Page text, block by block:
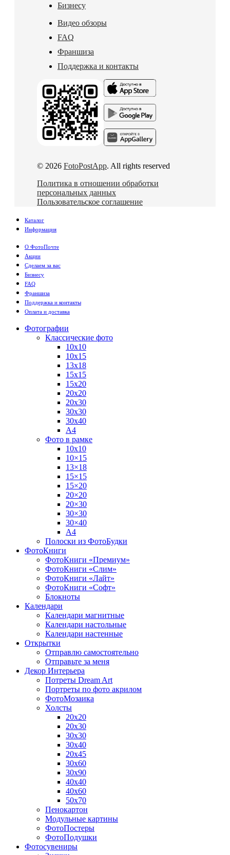
Бизнесу
Видео обзоры
FAQ
Франшиза
Поддержка и контакты
© 2026 FotoPostApp. All rights reserved
Политика в отношении обработки
персональных данных
Пользовательское соглашение
Каталог
Информация
О ФотоПочте
Акции
Сделаем за вас
Бизнесу
FAQ
Франшиза
Поддержка и контакты
Оплата и доставка
Фотографии
Классические фото
10х10
10х15
13х18
15х15
15х20
20х20
20х30
30х30
30х40
А4
Фото в рамке
10х10
10×15
13×18
15×15
15×20
20×20
20×30
30×30
30×40
A4
Полоски из ФотоБудки
ФотоКниги
ФотоКниги «Премиум»
ФотоКниги «Слим»
ФотоКниги «Лайт»
ФотоКниги «Софт»
Блокноты
Календари
Календари магнитные
Календари настольные
Календари настенные
Открытки
Отправлю самостоятельно
Отправьте за меня
Декор Интерьера
Потреты Dream Art
Портреты по фото акрилом
ФотоМозаика
Холсты
20х20
20х30
30х30
30х40
20х45
30х60
30х90
40х40
40х60
50х70
Пенокартон
Модульные картины
ФотоПостеры
ФотоПодушки
Фотоcувениры